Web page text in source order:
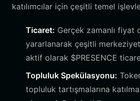
katılımcılar için çeşitli temel
Ticaret: Gerçek zamanlı fiyat
yararlanarak çeşitli
aktif olarak $PRESENCE
Topluluk Spekülasyonu:
topluluk tartışmalarına